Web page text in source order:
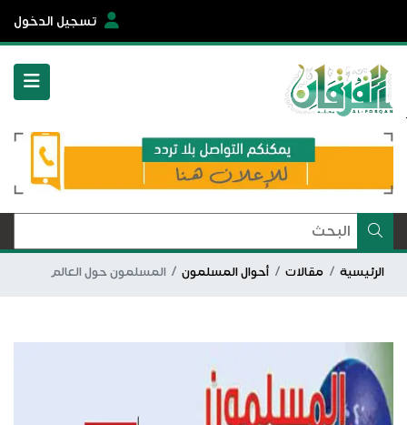
تسجيل الدخول
الرئيسية مقالات أحوال المسلمون المسلمون حول العالم